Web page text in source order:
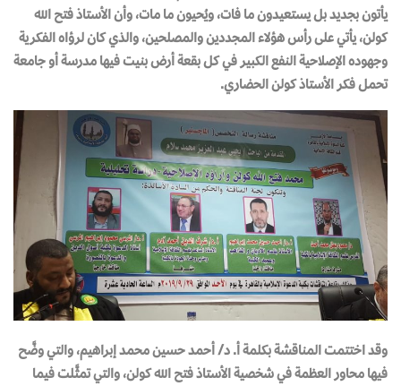
يأتون بجديد بل يستعيدون ما فات، ويُحيون ما مات، وأن الأستاذ فتح الله
كولن، يأتي على رأس هؤلاء المجددين والمصلحين، والذي كان لرؤاه الفكرية
وجهوده الإصلاحية النفع الكبير في كل بقعة أرض بنيت فيها مدرسة أو جامعة
تحمل فكر الأستاذ كولن الحضاري.
وقد اختتمت المناقشة بكلمة أ. د/ أحمد حسين محمد إبراهيم، والتي وضَّح
فيها محاور العظمة في شخصية الأستاذ فتح الله كولن، والتي تمثَّلت فيما